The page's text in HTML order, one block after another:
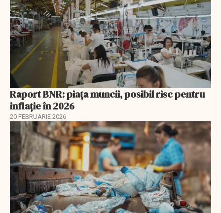
Raport BNR: piața muncii, posibil risc pentru
inflație în 2026
20 FEBRUARIE 2026